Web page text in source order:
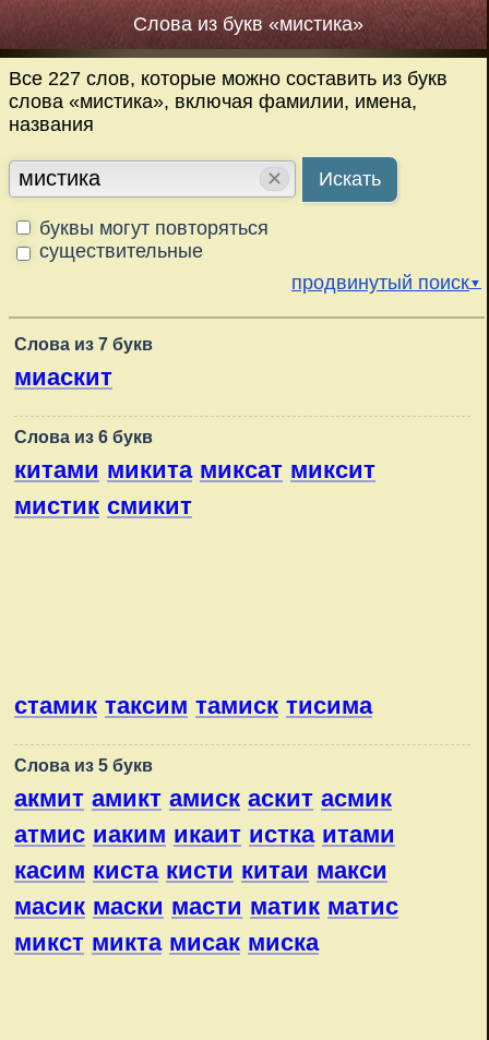
Слова из букв «мистика»
Все 227 слов, которые можно составить из букв
слова «мистика», включая фамилии, имена,
названия
Слова из 7 букв
миаскит
Слова из 6 букв
китами микита миксат миксит
мистик смикит
стамик таксим тамиск тисима
Слова из 5 букв
акмит амикт амиск аскит асмик
атмис иаким икаит истка итами
касим киста кисти китаи макси
масик маски масти матик матис
микст микта мисак миска
✕ Искать
буквы могут повторяться
существительные
продвинутый поиск▼